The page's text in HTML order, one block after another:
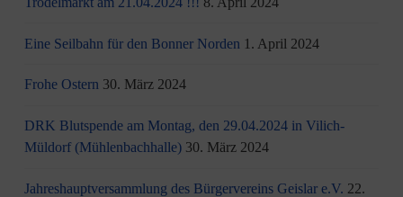
Eine Seilbahn für den Bonner Norden 1. April 2024
Frohe Ostern 30. März 2024
DRK Blutspende am Montag, den 29.04.2024 in Vilich-
Müldorf (Mühlenbachhalle) 30. März 2024
Jahreshauptversammlung des Bürgervereins Geislar e.V. 22.